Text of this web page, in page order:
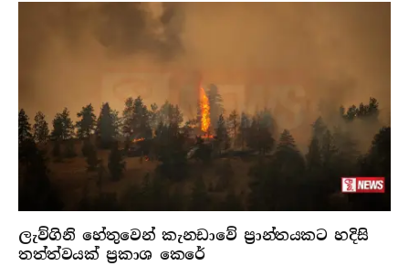
ලැව්ගිනි හේතුවෙන් කැනඩාවේ ප්‍රාන්තයකට හදිසි
තත්ත්වයක් ප්‍රකාශ කෙරේ